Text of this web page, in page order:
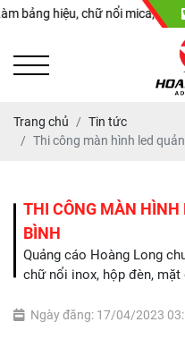
chữ nổi mica, chữ nổi inox,
Trang chủ
Tin tức
Thi công màn hình led
THI CÔNG MÀN HÌNH
BÌNH
Quảng cáo Hoàng Long
chữ nổi inox, hộp đèn,
Ngày đăng: 17/04/2023